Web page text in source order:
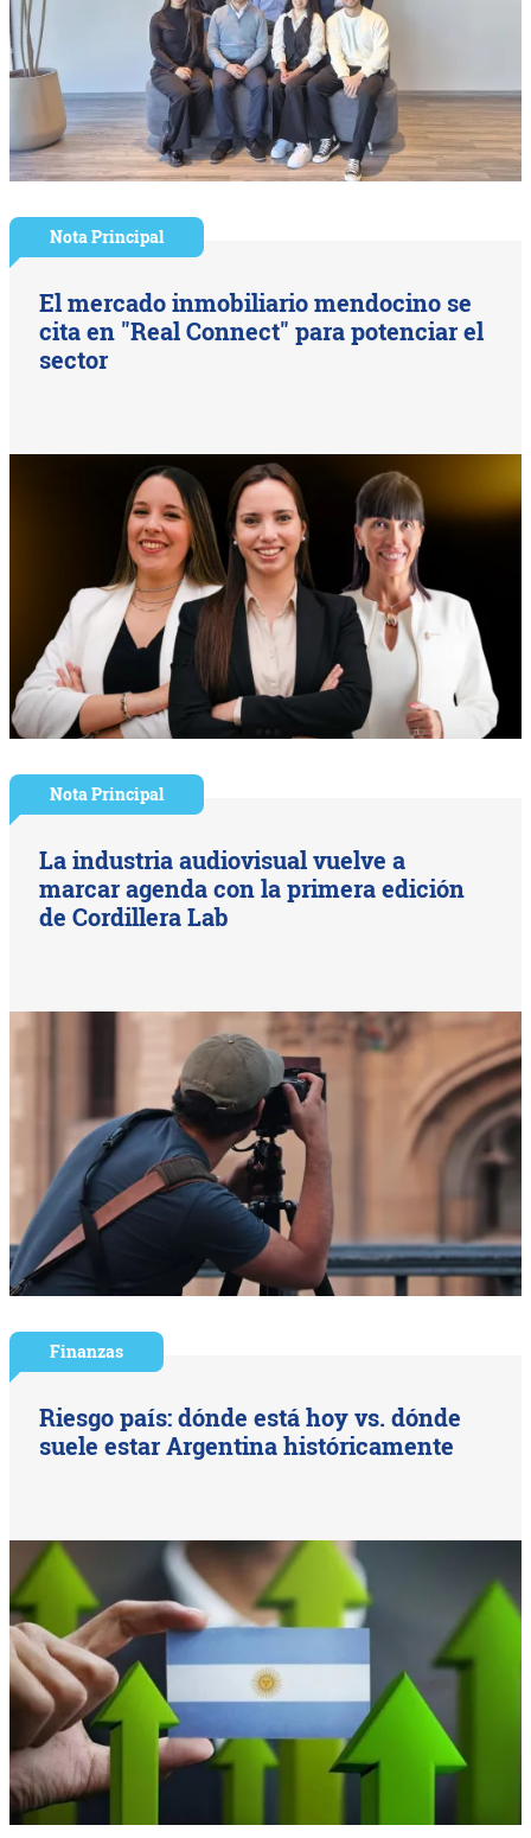
Nota Principal
El mercado inmobiliario mendocino se
cita en "Real Connect" para potenciar el
sector
Nota Principal
La industria audiovisual vuelve a
marcar agenda con la primera edición
de Cordillera Lab
Finanzas
Riesgo país: dónde está hoy vs. dónde
suele estar Argentina históricamente